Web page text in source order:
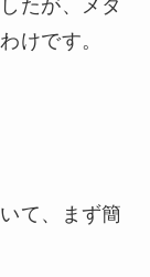
たが、メタ
けです。
て、まず簡